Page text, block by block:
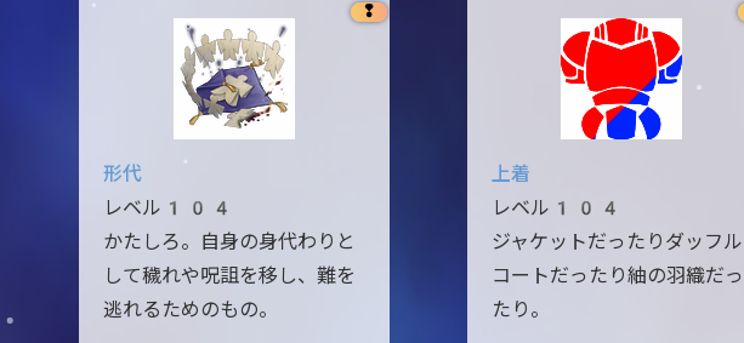
❢
形代
レベル104
かたしろ。自身の身代わりと
して穢れや呪詛を移し、難を
逃れるためのもの。
上着
レベル104
ジャケットだったりダッフル
コートだったり紬の羽織だっ
たり。